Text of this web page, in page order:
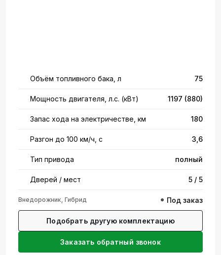
Объём топливного бака, л 75
Мощность двигателя, л.с. (кВт) 1197 (880)
Запас хода на электричестве, км 180
Разгон до 100 км/ч, с 3,6
Тип привода полный
Дверей / мест 5 / 5
Внедорожник, Гибрид Под заказ
Подобрать другую комплектацию
Заказать обратный звонок